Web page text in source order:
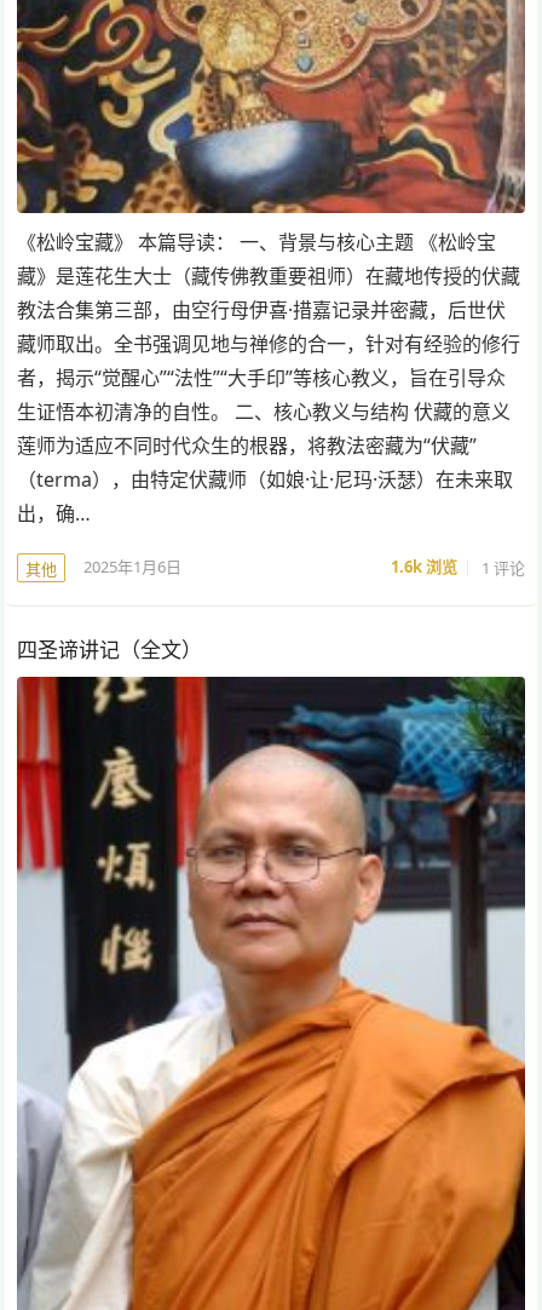
《松岭宝藏》 本篇导读： 一、背景与核心主题 《松岭宝
藏》是莲花生大士（藏传佛教重要祖师）在藏地传授的伏藏
教法合集第三部，由空行母伊喜·措嘉记录并密藏，后世伏
藏师取出。全书强调见地与禅修的合一，针对有经验的修行
者，揭示“觉醒心”“法性”“大手印”等核心教义，旨在引导众
生证悟本初清净的自性。 二、核心教义与结构 伏藏的意义
莲师为适应不同时代众生的根器，将教法密藏为“伏藏”
（terma），由特定伏藏师（如娘·让·尼玛·沃瑟）在未来取
出，确…
其他 2025年1月6日 1.6k浏览 1 评论
四圣谛讲记（全文）